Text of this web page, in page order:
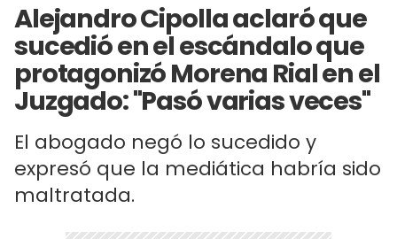
Alejandro Cipolla aclaró que
sucedió en el escándalo que
protagonizó Morena Rial en el
Juzgado: "Pasó varias veces"
El abogado negó lo sucedido y
expresó que la mediática habría sido
maltratada.